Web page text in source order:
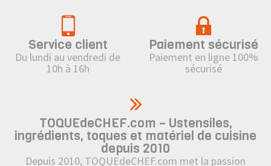
Service client
Du lundi au vendredi de
10h à 16h
Paiement sécurisé
Paiement en ligne 100%
sécurisé
TOQUEdeCHEF.com – Ustensiles,
ingrédients, toques et matériel de cuisine
depuis 2010
Depuis 2010, TOQUEdeCHEF.com met la passion